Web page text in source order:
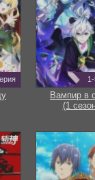
Вампир в
(1